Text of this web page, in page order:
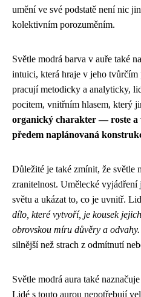
umění ve své podstatě není nic
kolektivním porozuměním.
Světle modrá barva v auře také
intuici, která hraje v jeho
pracují metodicky a analyticky,
pocitem, vnitřním hlasem, který
organický charakter — roste a
předem naplánovaná
Důležité je také zmínit, že světle
zranitelnost. Umělecké vyjádření
světu a ukázat to, co je uvnitř.
dílo, které vytvoří, je kousek
obrovskou míru důvěry a odvahy.
silnější než strach z odmítnutí
Světle modrá aura také
Lidé s touto aurou nepotřebují